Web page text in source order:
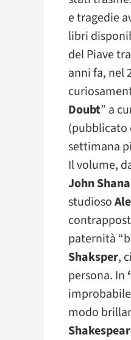
e tragedie
libri
del Piave
anni fa, nel
Doubt” a
(pubblicato
settimana
Il volume,
John
studioso
paternità
Shaksper,
persona. In
modo